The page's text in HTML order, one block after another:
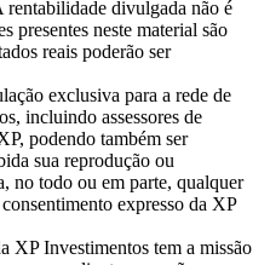
divulgada não é
presentes neste material são
reais poderão ser
exclusiva para a rede de
incluindo assessores de
podendo também ser
sua reprodução ou
no todo ou em parte, qualquer
expresso da XP
XP Investimentos tem a missão